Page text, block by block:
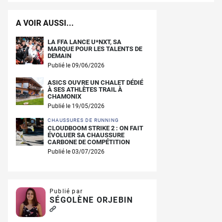
A VOIR AUSSI...
LA FFA LANCE U*NXT, SA
MARQUE POUR LES TALENTS DE
DEMAIN
Publié le 09/06/2026
ASICS OUVRE UN CHALET DÉDIÉ
À SES ATHLÈTES TRAIL À
CHAMONIX
Publié le 19/05/2026
CHAUSSURES DE RUNNING
CLOUDBOOM STRIKE 2 : ON FAIT
ÉVOLUER SA CHAUSSURE
CARBONE DE COMPÉTITION
Publié le 03/07/2026
Publié par
SÉGOLÈNE ORJEBIN